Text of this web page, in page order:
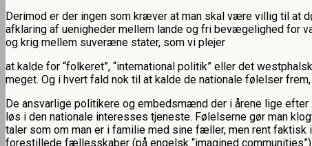
Derimod er der ingen som kræver at man skal være villig til at
afklaring af uenigheder mellem lande og fri bevægelighed for
og krig mellem suveræne stater, som vi plejer
at kalde for “folkeret”, “international politik” eller det
meget. Og i hvert fald nok til at kalde de nationale følelser
De ansvarlige politikere og embedsmænd der i årene lige
løs i den nationale interesses tjeneste. Følelserne gør man
taler som om man er i familie med sine fæller, men rent
forestillede fællesskaber (på engelsk “imagined